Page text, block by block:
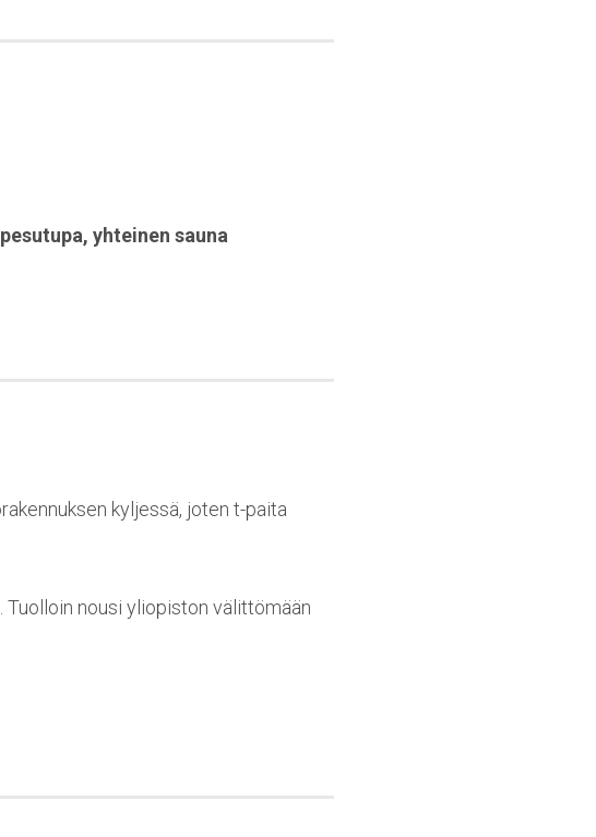
pesutupa, yhteinen sauna
kyljessä, joten t-paita
Tuolloin nousi yliopiston välittömään